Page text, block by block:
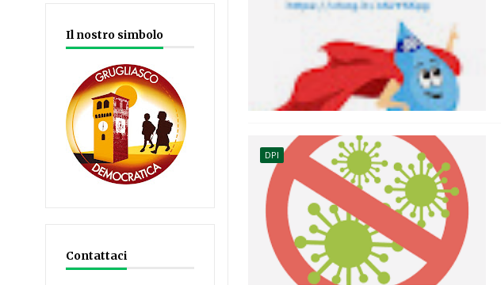
Il nostro simbolo
Contattaci
DPI